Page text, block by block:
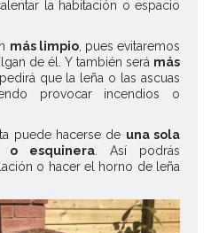
la habitación o espacio
más limpio, pues evitaremos
de él. Y también será más
que la leña o las ascuas
provocar incendios o
puede hacerse de una sola
esquinera. Así podrás
o hacer el horno de leña